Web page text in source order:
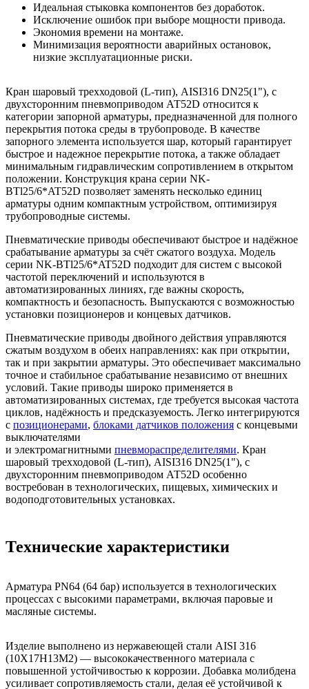
Кран шаровый трехходовой (L-тип), AISI316 DN25(1"), с
двухсторонним пневмоприводом АТ52D относится к
категории запорной арматуры, предназначенной для полного
перекрытия потока среды в трубопроводе. В качестве
запорного элемента используется шар, который гарантирует
быстрое и надежное перекрытие потока, а также обладает
минимальным гидравлическим сопротивлением в открытом
положении. Конструкция крана серии NK-
BTl25/6*AT52D позволяет заменять несколько единиц
арматуры одним компактным устройством, оптимизируя
трубопроводные системы.
Пневматические приводы обеспечивают быстрое и надёжное
срабатывание арматуры за счёт сжатого воздуха. Модель
серии NK-BTl25/6*AT52D подходит для систем с высокой
частотой переключений и используются в
автоматизированных линиях, где важны скорость,
компактность и безопасность. Выпускаются с возможностью
установки позиционеров и концевых датчиков.
Пневматические приводы двойного действия управляются
сжатым воздухом в обеих направлениях: как при открытии,
так и при закрытии арматуры. Это обеспечивает максимально
точное и стабильное срабатывание независимо от внешних
условий. Такие приводы широко применяется в
автоматизированных системах, где требуется высокая частота
циклов, надёжность и предсказуемость. Легко интегрируются
с позиционерами, блоками датчиков положения с концевыми
выключателями
и электромагнитными пневмораспределителями. Кран
шаровый трехходовой (L-тип), AISI316 DN25(1"), с
двухсторонним пневмоприводом АТ52D особенно
востребован в технологических, пищевых, химических и
водоподготовительных установках.
Идеальная стыковка компонентов без доработок.
Исключение ошибок при выборе мощности привода.
Экономия времени на монтаже.
Минимизация вероятности аварийных остановок,
низкие эксплуатационные риски.
Технические характеристики
Арматура PN64 (64 бар) используется в технологических
процессах с высокими параметрами, включая паровые и
масляные системы.
Изделие выполнено из нержавеющей стали AISI 316
(10Х17Н13М2) — высококачественного материала с
повышенной устойчивостью к коррозии. Добавка молибдена
усиливает сопротивляемость стали, делая её устойчивой к